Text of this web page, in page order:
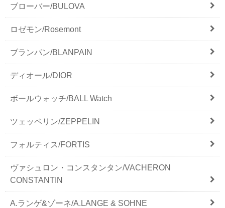
ブローバー/BULOVA
ロゼモン/Rosemont
ブランパン/BLANPAIN
ディオール/DIOR
ボールウォッチ/BALL Watch
ツェッペリン/ZEPPELIN
フォルティス/FORTIS
ヴァシュロン・コンスタンタン/VACHERON
CONSTANTIN
A.ランゲ&ゾーネ/A.LANGE & SOHNE